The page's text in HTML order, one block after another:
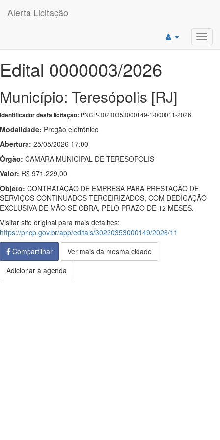
Alerta Licitação
Edital 0000003/2026
Município: Teresópolis [RJ]
Identificador desta licitação: PNCP-30230353000149-1-000011-2026
Modalidade: Pregão eletrônico
Abertura: 25/05/2026 17:00
Órgão: CAMARA MUNICIPAL DE TERESOPOLIS
Valor: R$ 971.229,00
Objeto: CONTRATAÇÃO DE EMPRESA PARA PRESTAÇÃO DE
SERVIÇOS CONTINUADOS TERCEIRIZADOS, COM DEDICAÇÃO
EXCLUSIVA DE MÃO SE OBRA, PELO PRAZO DE 12 MESES.
Visitar site original para mais detalhes:
https://pncp.gov.br/app/editais/30230353000149/2026/11
Compartilhar
Ver mais da mesma cidade
Adicionar à agenda